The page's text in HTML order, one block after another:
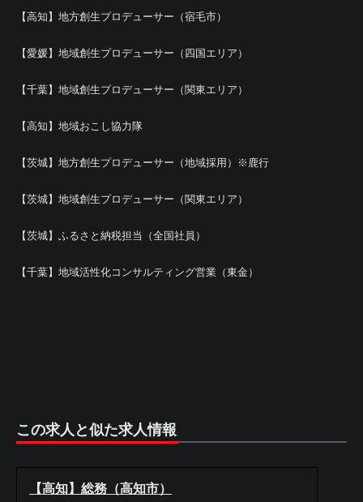
【高知】地方創生プロデューサー（宿毛市）
【愛媛】地域創生プロデューサー（四国エリア）
【千葉】地域創生プロデューサー（関東エリア）
【高知】地域おこし協力隊
【茨城】地方創生プロデューサー（地域採用）※鹿行
【茨城】地域創生プロデューサー（関東エリア）
【茨城】ふるさと納税担当（全国社員）
【千葉】地域活性化コンサルティング営業（東金）
この求人と似た求人情報
【高知】総務（高知市）